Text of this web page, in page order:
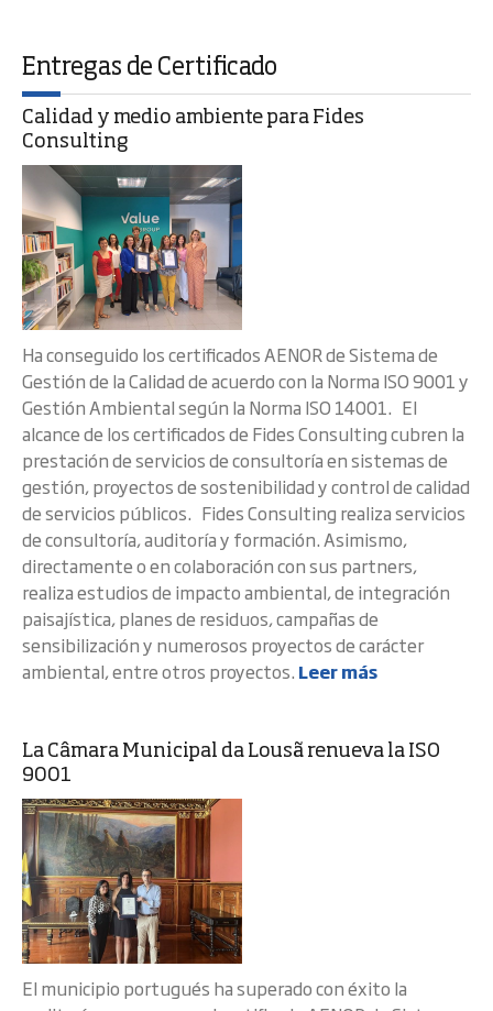
Entregas de Certificado
Calidad y medio ambiente para Fides
Consulting
Ha conseguido los certificados AENOR de Sistema de
Gestión de la Calidad de acuerdo con la Norma ISO 9001 y
Gestión Ambiental según la Norma ISO 14001. El
alcance de los certificados de Fides Consulting cubren la
prestación de servicios de consultoría en sistemas de
gestión, proyectos de sostenibilidad y control de calidad
de servicios públicos. Fides Consulting realiza servicios
de consultoría, auditoría y formación. Asimismo,
directamente o en colaboración con sus partners,
realiza estudios de impacto ambiental, de integración
paisajística, planes de residuos, campañas de
sensibilización y numerosos proyectos de carácter
ambiental, entre otros proyectos. Leer más
La Câmara Municipal da Lousã renueva la ISO
9001
El municipio portugués ha superado con éxito la